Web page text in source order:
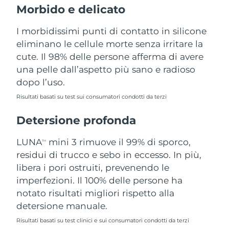
Morbido e delicato
I morbidissimi punti di contatto in silicone
eliminano le cellule morte senza irritare la
cute. Il 98% delle persone afferma di avere
una pelle dall’aspetto più sano e radioso
dopo l’uso.
Risultati basati su test sui consumatori condotti da terzi
Detersione profonda
LUNATM
mini 3 rimuove il 99% di sporco,
residui di trucco e sebo in eccesso. In più,
libera i pori ostruiti, prevenendo le
imperfezioni. Il 100% delle persone ha
notato risultati migliori rispetto alla
detersione manuale.
Risultati basati su test clinici e sui consumatori condotti da terzi
Filippine
Polonia Consegna stimata8/9/26
Portogallo Consegna stimata8/8/26
Portorico
Romania Consegna stimata8/8/26
Russia Consegna stimata
Arabia Saudita